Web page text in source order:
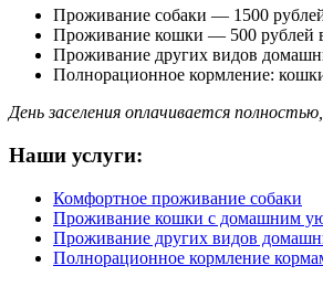
Проживание собаки — 1500
Проживание кошки — 500 рублей
Проживание других видов
Полнорационное кормление:
День заселения оплачивается
Наши услуги:
Комфортное проживание собаки
Проживание кошки с домашним
Проживание других видов
Полнорационное кормление